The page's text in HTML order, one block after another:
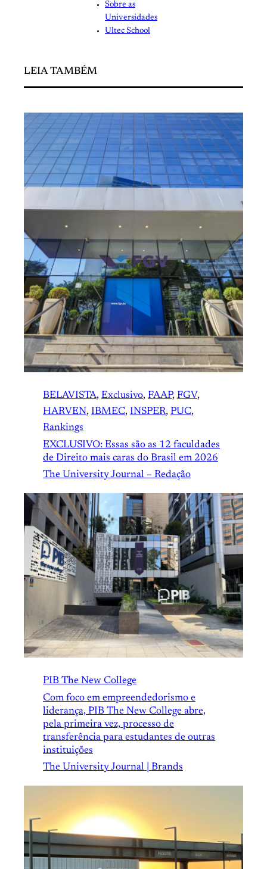
Sobre as
Universidades
Ultec School
LEIA TAMBÉM
BELAVISTA, Exclusivo, FAAP, FGV
HARVEN, IBMEC, INSPER, PUC
Rankings
EXCLUSIVO: Essas são as 12 faculdades
de Direito mais caras do Brasil em 2026
The University Journal – Redação
PIB The New College
Com foco em empreendedorismo e
liderança, PIB The New College abre,
pela primeira vez, processo de
transferência para estudantes de outras
instituições
The University Journal | Brands